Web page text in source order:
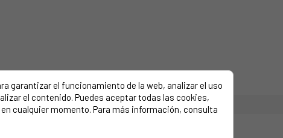
garantizar el funcionamiento de la web, analizar el uso
el contenido. Puedes aceptar todas las cookies,
cualquier momento. Para más información, consulta